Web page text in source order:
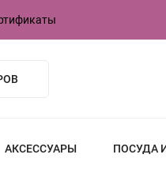
АКСЕССУАРЫ ПОСУДА